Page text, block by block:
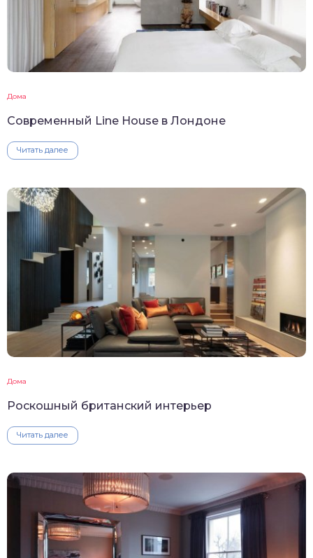
Дома
Современный Line House в Лондоне
Читать далее
Дома
Роскошный британский интерьер
Читать далее